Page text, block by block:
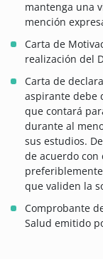
mantenga una
mención
Carta de
realización del
Carta de
aspirante debe
que contará
durante al
sus estudios.
de acuerdo
que validen la
Comprobante
Salud emitido